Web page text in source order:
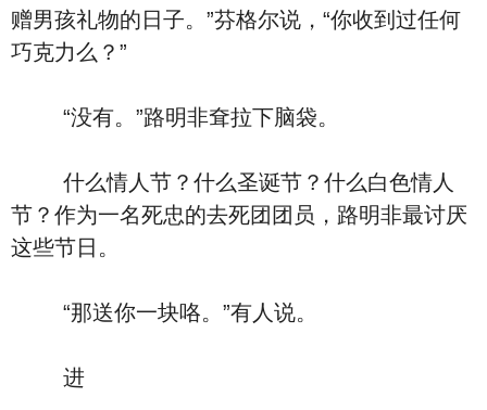
赠男孩礼物的日子。”芬格尔说，“你收到过任何
巧克力么？”
“没有。”路明非耷拉下脑袋。
什么情人节？什么圣诞节？什么白色情人
节？作为一名死忠的去死团团员，路明非最讨厌
这些节日。
“那送你一块咯。”有人说。
进